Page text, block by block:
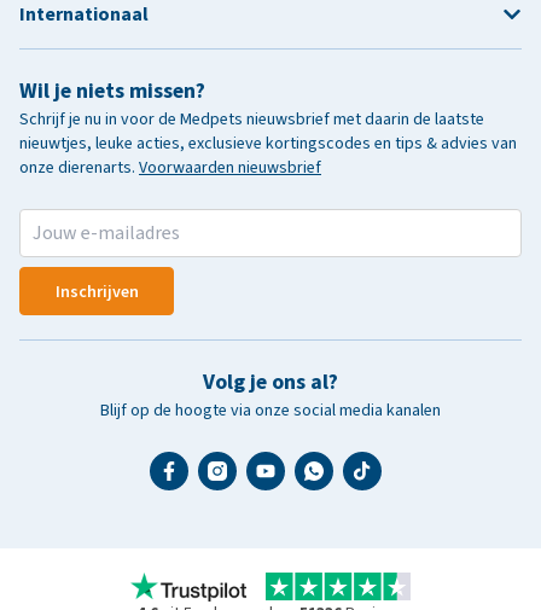
Wil je niets missen?
Schrijf je nu in voor de Medpets nieuwsbrief met daarin de laatste
nieuwtjes, leuke acties, exclusieve kortingscodes en tips & advies van
onze dierenarts. Voorwaarden nieuwsbrief
Inschrijven
Volg je ons al?
Blijf op de hoogte via onze social media kanalen
Internationaal